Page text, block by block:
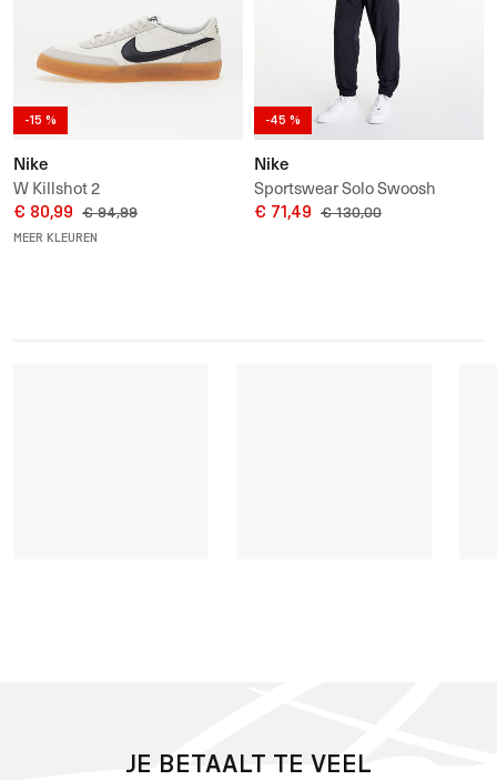
-15 %
Nike
W Killshot 2
€ 80,99 € 94,99
MEER KLEUREN
-45 %
Nike
Sportswear Solo Swoosh
Men's Track Pants
€ 71,49 € 130,00
JE BETAALT TE VEEL